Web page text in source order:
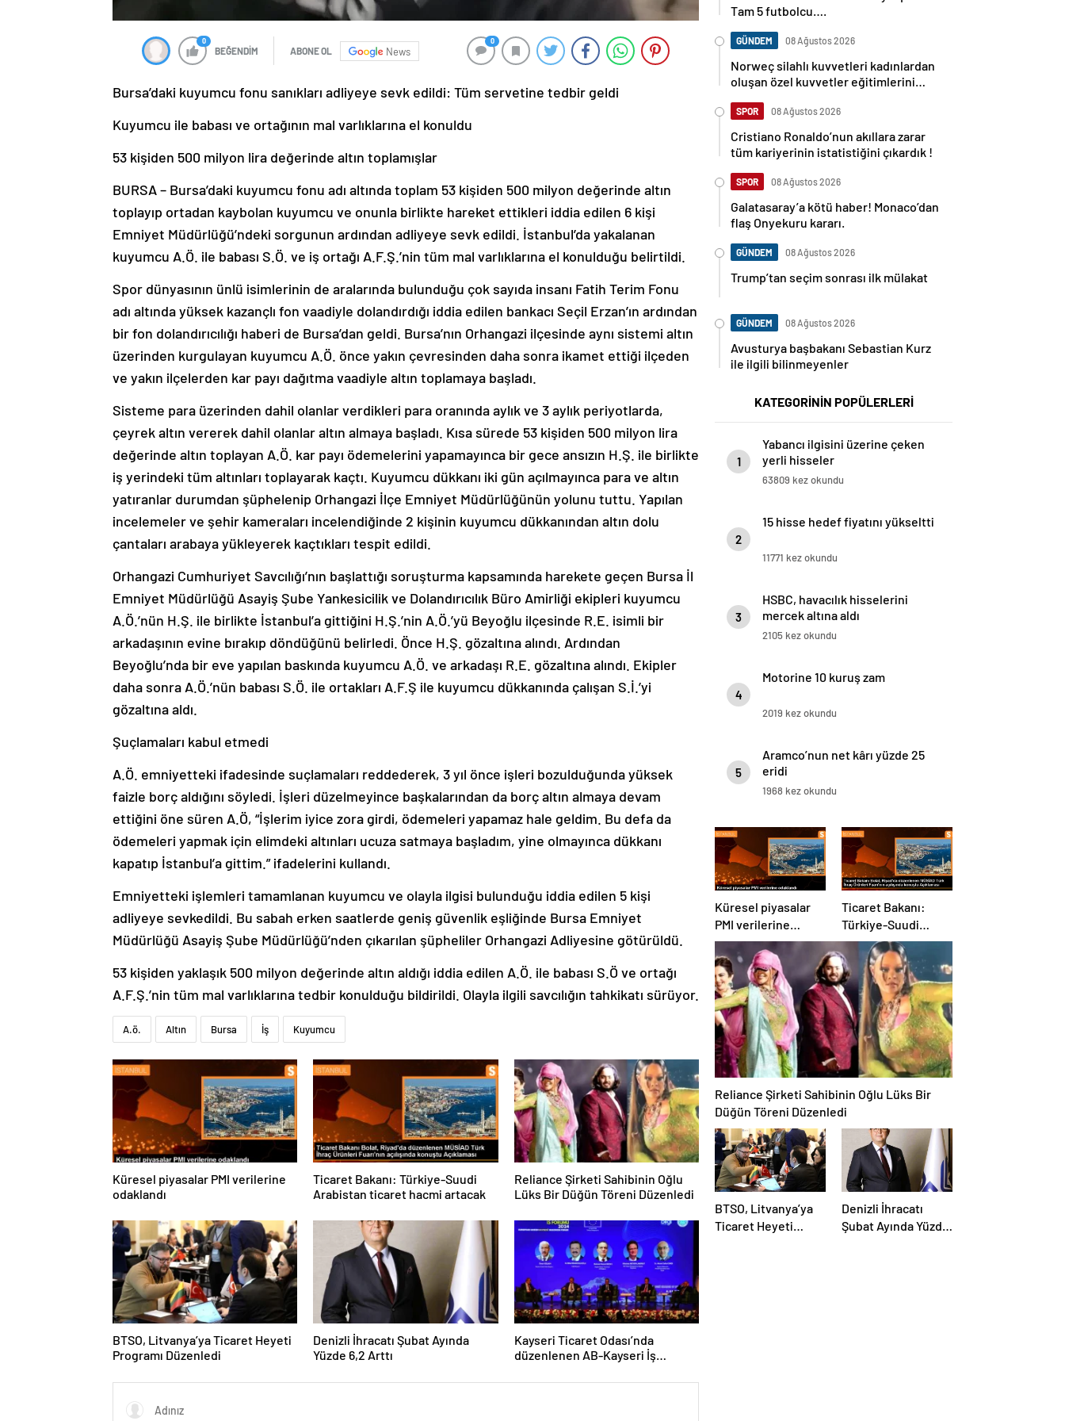
0
BEĞENDİM ABONE OL News
0
Bursa’daki kuyumcu fonu sanıkları adliyeye sevk edildi: Tüm servetine tedbir geldi
Kuyumcu ile babası ve ortağının mal varlıklarına el konuldu
53 kişiden 500 milyon lira değerinde altın toplamışlar
BURSA – Bursa’daki kuyumcu fonu adı altında toplam 53 kişiden 500 milyon değerinde altın
toplayıp ortadan kaybolan kuyumcu ve onunla birlikte hareket ettikleri iddia edilen 6 kişi
Emniyet Müdürlüğü’ndeki sorgunun ardından adliyeye sevk edildi. İstanbul’da yakalanan
kuyumcu A.Ö. ile babası S.Ö. ve iş ortağı A.F.Ş.’nin tüm mal varlıklarına el konulduğu belirtildi.
Spor dünyasının ünlü isimlerinin de aralarında bulunduğu çok sayıda insanı Fatih Terim Fonu
adı altında yüksek kazançlı fon vaadiyle dolandırdığı iddia edilen bankacı Seçil Erzan’ın ardından
bir fon dolandırıcılığı haberi de Bursa’dan geldi. Bursa’nın Orhangazi ilçesinde aynı sistemi altın
üzerinden kurgulayan kuyumcu A.Ö. önce yakın çevresinden daha sonra ikamet ettiği ilçeden
ve yakın ilçelerden kar payı dağıtma vaadiyle altın toplamaya başladı.
Sisteme para üzerinden dahil olanlar verdikleri para oranında aylık ve 3 aylık periyotlarda,
çeyrek altın vererek dahil olanlar altın almaya başladı. Kısa sürede 53 kişiden 500 milyon lira
değerinde altın toplayan A.Ö. kar payı ödemelerini yapamayınca bir gece ansızın H.Ş. ile birlikte
iş yerindeki tüm altınları toplayarak kaçtı. Kuyumcu dükkanı iki gün açılmayınca para ve altın
yatıranlar durumdan şüphelenip Orhangazi İlçe Emniyet Müdürlüğünün yolunu tuttu. Yapılan
incelemeler ve şehir kameraları incelendiğinde 2 kişinin kuyumcu dükkanından altın dolu
çantaları arabaya yükleyerek kaçtıkları tespit edildi.
Orhangazi Cumhuriyet Savcılığı’nın başlattığı soruşturma kapsamında harekete geçen Bursa İl
Emniyet Müdürlüğü Asayiş Şube Yankesicilik ve Dolandırıcılık Büro Amirliği ekipleri kuyumcu
A.Ö.’nün H.Ş. ile birlikte İstanbul’a gittiğini H.Ş.’nin A.Ö.’yü Beyoğlu ilçesinde R.E. isimli bir
arkadaşının evine bırakıp döndüğünü belirledi. Önce H.Ş. gözaltına alındı. Ardından
Beyoğlu’nda bir eve yapılan baskında kuyumcu A.Ö. ve arkadaşı R.E. gözaltına alındı. Ekipler
daha sonra A.Ö.’nün babası S.Ö. ile ortakları A.F.Ş ile kuyumcu dükkanında çalışan S.İ.’yi
gözaltına aldı.
Şuçlamaları kabul etmedi
A.Ö. emniyetteki ifadesinde suçlamaları reddederek, 3 yıl önce işleri bozulduğunda yüksek
faizle borç aldığını söyledi. İşleri düzelmeyince başkalarından da borç altın almaya devam
ettiğini öne süren A.Ö, “İşlerim iyice zora girdi, ödemeleri yapamaz hale geldim. Bu defa da
ödemeleri yapmak için elimdeki altınları ucuza satmaya başladım, yine olmayınca dükkanı
kapatıp İstanbul’a gittim.” ifadelerini kullandı.
Emniyetteki işlemleri tamamlanan kuyumcu ve olayla ilgisi bulunduğu iddia edilen 5 kişi
adliyeye sevkedildi. Bu sabah erken saatlerde geniş güvenlik eşliğinde Bursa Emniyet
Müdürlüğü Asayiş Şube Müdürlüğü’nden çıkarılan şüpheliler Orhangazi Adliyesine götürüldü.
53 kişiden yaklaşık 500 milyon değerinde altın aldığı iddia edilen A.Ö. ile babası S.Ö ve ortağı
A.F.Ş.’nin tüm mal varlıklarına tedbir konulduğu bildirildi. Olayla ilgili savcılığın tahkikatı sürüyor.
A.ö. Altın Bursa İş Kuyumcu
Küresel piyasalar PMI verilerine
odaklandı
Ticaret Bakanı: Türkiye-Suudi
Arabistan ticaret hacmi artacak
Reliance Şirketi Sahibinin Oğlu
Lüks Bir Düğün Töreni Düzenledi
BTSO, Litvanya’ya Ticaret Heyeti
Programı Düzenledi
Denizli İhracatı Şubat Ayında
Yüzde 6,2 Arttı
Kayseri Ticaret Odası’nda
düzenlenen AB-Kayseri İş
dijitalleşme vurgusu yapıldı
Tam 5 futbolcu….
GÜNDEM 08 Ağustos 2026
Norweç silahlı kuvvetleri kadınlardan
oluşan özel kuvvetler eğitimlerini
SPOR 08 Ağustos 2026
Cristiano Ronaldo’nun akıllara zarar
tüm kariyerinin istatistiğini çıkardık !
SPOR 08 Ağustos 2026
Galatasaray’a kötü haber! Monaco’dan
flaş Onyekuru kararı.
GÜNDEM 08 Ağustos 2026
Trump’tan seçim sonrası ilk mülakat
GÜNDEM 08 Ağustos 2026
Avusturya başbakanı Sebastian Kurz
ile ilgili bilinmeyenler
KATEGORİNİN POPÜLERLERİ
1
Yabancı ilgisini üzerine çeken
yerli hisseler
63809 kez okundu
2
15 hisse hedef fiyatını yükseltti
11771 kez okundu
3
HSBC, havacılık hisselerini
mercek altına aldı
2105 kez okundu
4
Motorine 10 kuruş zam
2019 kez okundu
5
Aramco’nun net kârı yüzde 25
eridi
1968 kez okundu
Küresel piyasalar
PMI verilerine
odaklandı
Ticaret Bakanı:
Türkiye-Suudi
Arabistan ticaret
hacmi artacak
Reliance Şirketi Sahibinin Oğlu Lüks Bir
Düğün Töreni Düzenledi
BTSO, Litvanya’ya
Ticaret Heyeti
Denizli İhracatı
Şubat Ayında Yüzde